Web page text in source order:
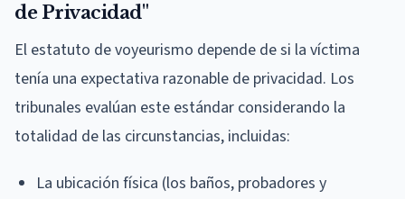
de Privacidad"
El estatuto de voyeurismo depende de si la víctima
tenía una expectativa razonable de privacidad. Los
tribunales evalúan este estándar considerando la
totalidad de las circunstancias, incluidas:
La ubicación física (los baños, probadores y